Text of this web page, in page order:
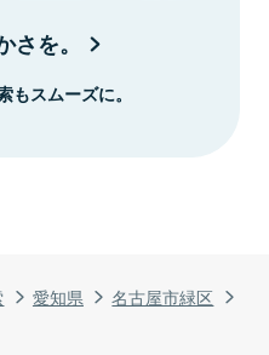
愛知県
名古屋市緑区
を。
スムーズに。